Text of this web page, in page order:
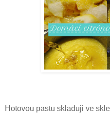
Hotovou pastu skladuji ve